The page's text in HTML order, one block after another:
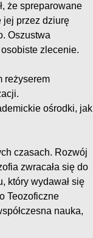
że spreparowane
jej przez dziurę
Oszustwa
zlecenie.
reżyserem
ośrodki, jak
czasach. Rozwój
zwracała się do
który wydawał się
Teozoficzne
nauka,